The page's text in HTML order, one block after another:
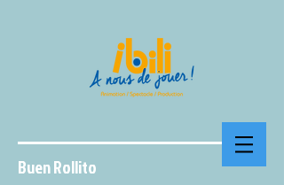
Buen Rollito